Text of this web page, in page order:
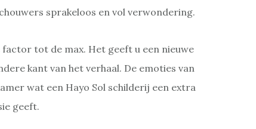
sprakeloos en vol verwondering.
tot de max. Het geeft u een nieuwe
kant van het verhaal. De emoties van
wat een Hayo Sol schilderij een extra
geeft.